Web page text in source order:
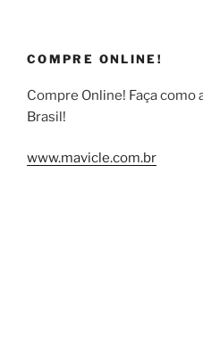
COMPRE ONLINE!
Compre Online! Faça como
Brasil!
www.mavicle.com.br